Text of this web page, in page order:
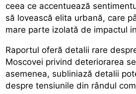
ceea ce accentuează
să lovească elita urbană, care
mare parte izolată de impactul
Raportul oferă detalii rare
Moscovei privind deteriorarea
asemenea, subliniază detalii
despre tensiunile din rândul